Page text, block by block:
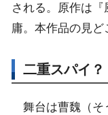
される。原作は
庸。本作品の見ど
二重スパイ
舞台は曹魏（そ